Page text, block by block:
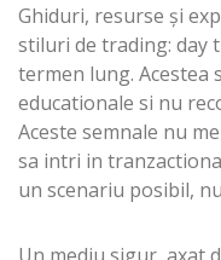
Ghiduri, resurse și
stiluri de trading: day
termen lung. Acestea
educationale si nu
Aceste semnale nu
sa intri in
un scenariu posibil,